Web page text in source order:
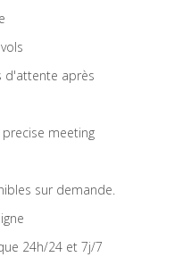
d'attente après
meeting
sur demande.
24h/24 et 7j/7